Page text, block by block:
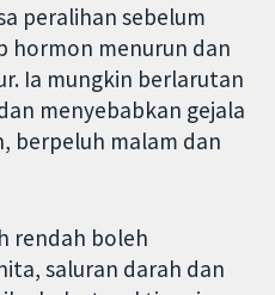
peralihan sebelum
hormon menurun dan
Ia mungkin berlarutan
menyebabkan gejala
berpeluh malam dan
rendah boleh
saluran darah dan